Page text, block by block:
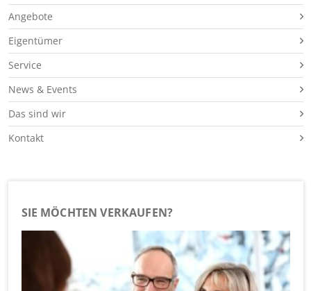
Angebote
Eigentümer
Service
News & Events
Das sind wir
Kontakt
SIE MÖCHTEN VERKAUFEN?